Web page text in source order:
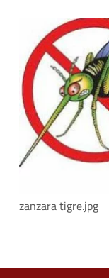
zanzara tigre.jpg